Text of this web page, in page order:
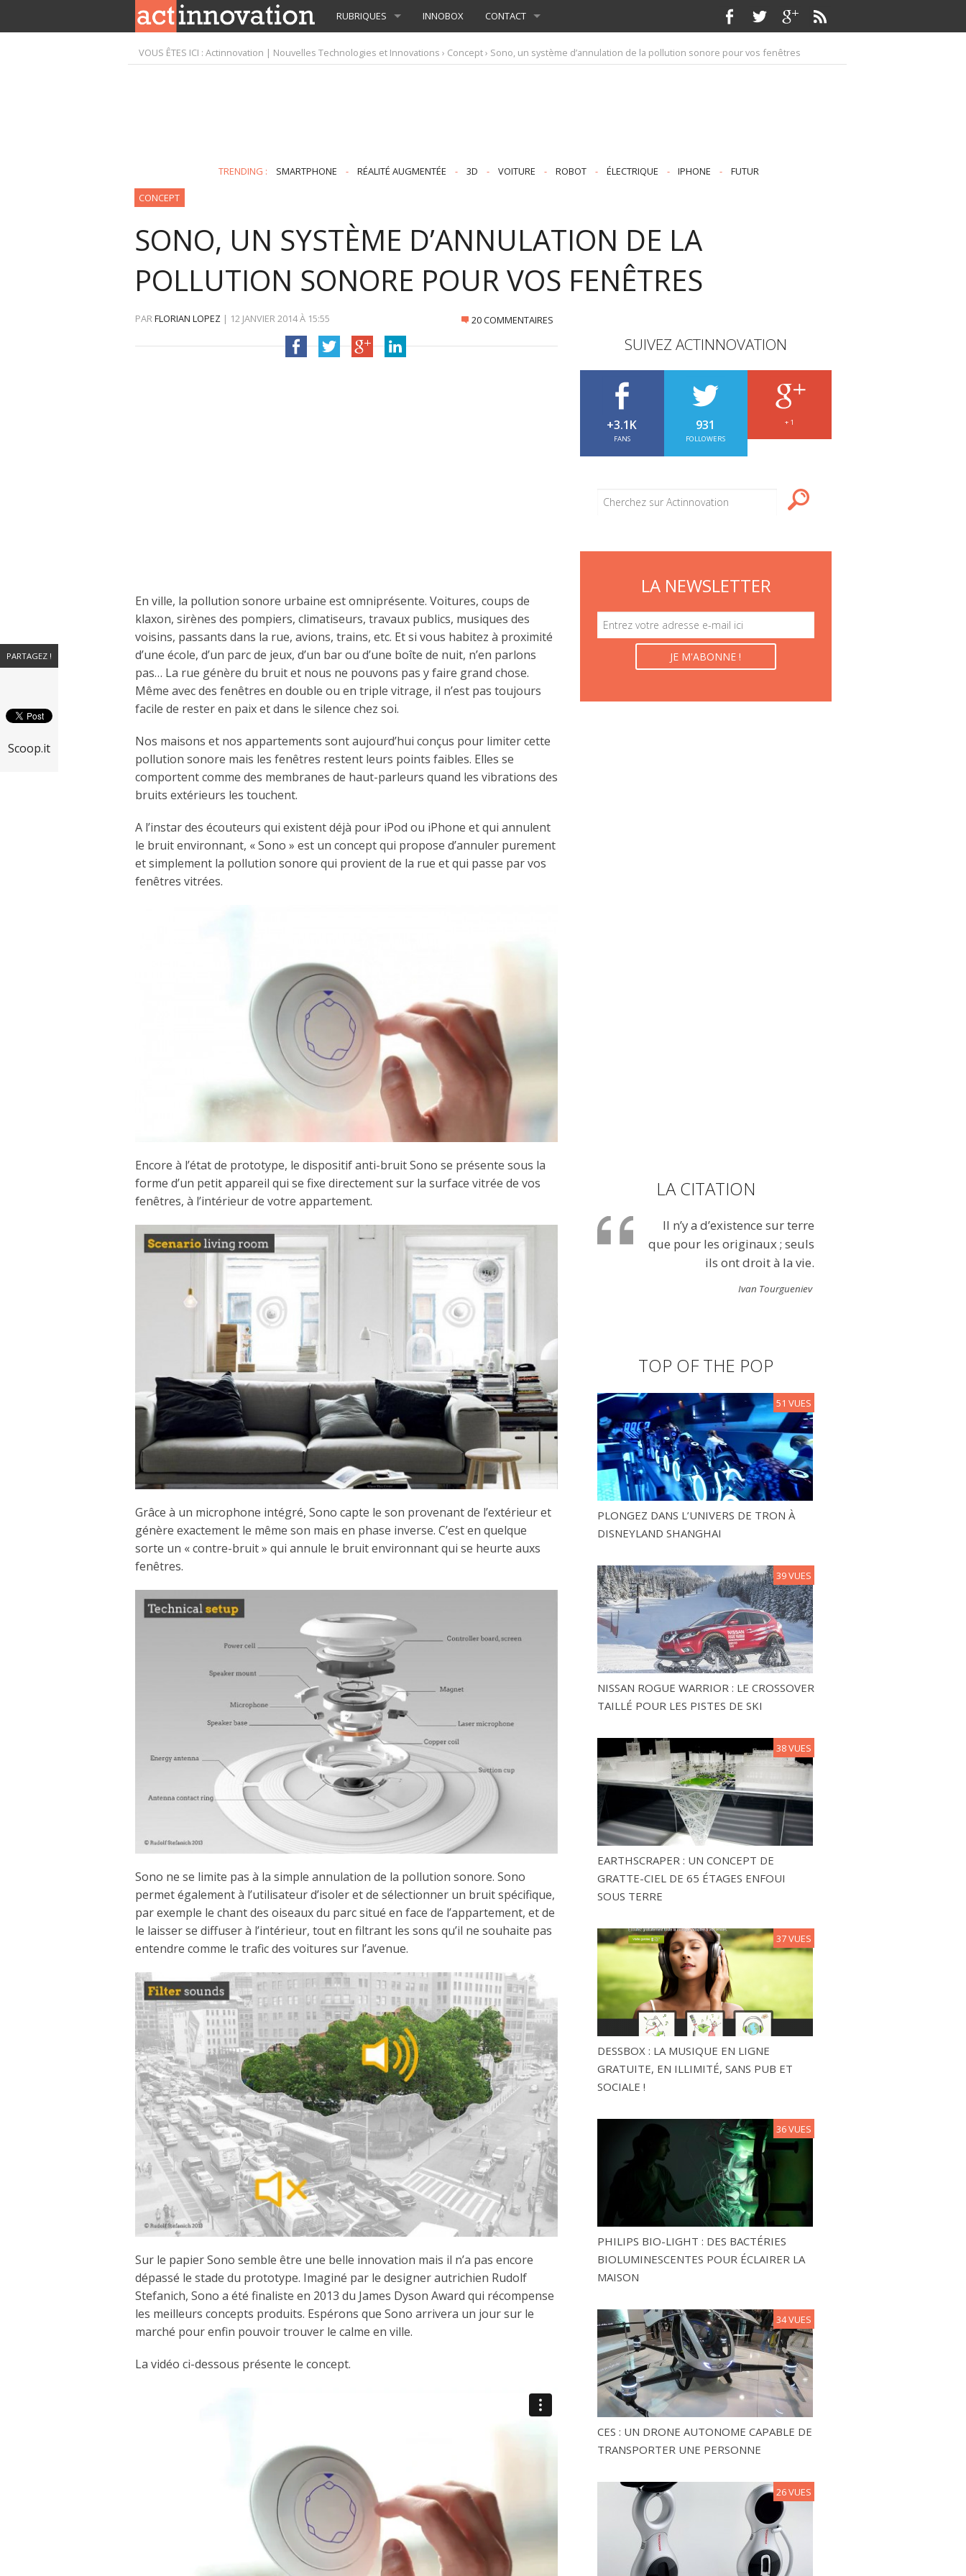
RUBRIQUES INNOBOX CONTACT
VOUS ÊTES ICI :Actinnovation | Nouvelles Technologies et Innovations › Concept› Sono, un système d’annulation de la pollution sonore pour vos fenêtres
TRENDING : SMARTPHONE - RÉALITÉ AUGMENTÉE - 3D - VOITURE - ROBOT - ÉLECTRIQUE - IPHONE - FUTUR
CONCEPT
SONO, UN SYSTÈME D’ANNULATION DE LA
POLLUTION SONORE POUR VOS FENÊTRES
PARFLORIAN LOPEZ | 12 JANVIER 2014À 15:55 20 COMMENTAIRES
En ville, la pollution sonore urbaine est omniprésente. Voitures, coups de
klaxon, sirènes des pompiers, climatiseurs, travaux publics, musiques des
voisins, passants dans la rue, avions, trains, etc. Et si vous habitez à proximité
d’une école, d’un parc de jeux, d’un bar ou d’une boîte de nuit, n’en parlons
pas… La rue génère du bruit et nous ne pouvons pas y faire grand chose.
Même avec des fenêtres en double ou en triple vitrage, il n’est pas toujours
facile de rester en paix et dans le silence chez soi.
Nos maisons et nos appartements sont aujourd’hui conçus pour limiter cette
pollution sonore mais les fenêtres restent leurs points faibles. Elles se
comportent comme des membranes de haut-parleurs quand les vibrations des
bruits extérieurs les touchent.
A l’instar des écouteurs qui existent déjà pour iPod ou iPhone et qui annulent
le bruit environnant, « Sono » est un concept qui propose d’annuler purement
et simplement la pollution sonore qui provient de la rue et qui passe par vos
fenêtres vitrées.
Encore à l’état de prototype, le dispositif anti-bruit Sono se présente sous la
forme d’un petit appareil qui se fixe directement sur la surface vitrée de vos
fenêtres, à l’intérieur de votre appartement.
Grâce à un microphone intégré, Sono capte le son provenant de l’extérieur et
génère exactement le même son mais en phase inverse. C’est en quelque
sorte un « contre-bruit » qui annule le bruit environnant qui se heurte auxs
fenêtres.
Sono ne se limite pas à la simple annulation de la pollution sonore. Sono
permet également à l’utilisateur d’isoler et de sélectionner un bruit spécifique,
par exemple le chant des oiseaux du parc situé en face de l’appartement, et de
le laisser se diffuser à l’intérieur, tout en filtrant les sons qu’il ne souhaite pas
entendre comme le trafic des voitures sur l’avenue.
Sur le papier Sono semble être une belle innovation mais il n’a pas encore
dépassé le stade du prototype. Imaginé par le designer autrichien Rudolf
Stefanich, Sono a été finaliste en 2013 du James Dyson Award qui récompense
les meilleurs concepts produits. Espérons que Sono arrivera un jour sur le
marché pour enfin pouvoir trouver le calme en ville.
La vidéo ci-dessous présente le concept.
SUIVEZ ACTINNOVATION
+3.1K
FANS
931
FOLLOWERS
+ 1
LA NEWSLETTER
LA CITATION
Il n’y a d’existence sur terre
que pour les originaux ; seuls
ils ont droit à la vie.
Ivan Tourgueniev
TOP OF THE POP
PLONGEZ DANS L’UNIVERS DE TRON À
DISNEYLAND SHANGHAI
51 VUES
NISSAN ROGUE WARRIOR : LE CROSSOVER
TAILLÉ POUR LES PISTES DE SKI
39 VUES
EARTHSCRAPER : UN CONCEPT DE
GRATTE-CIEL DE 65 ÉTAGES ENFOUI
SOUS TERRE
38 VUES
DESSBOX : LA MUSIQUE EN LIGNE
GRATUITE, EN ILLIMITÉ, SANS PUB ET
SOCIALE !
37 VUES
PHILIPS BIO-LIGHT : DES BACTÉRIES
BIOLUMINESCENTES POUR ÉCLAIRER LA
MAISON
36 VUES
CES : UN DRONE AUTONOME CAPABLE DE
TRANSPORTER UNE PERSONNE
34 VUES
26 VUES
PARTAGEZ !
Scoop.it